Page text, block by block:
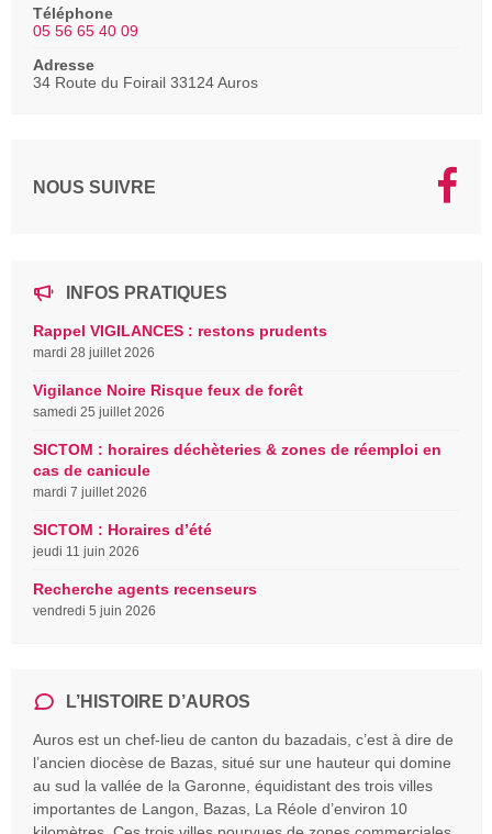
Téléphone
05 56 65 40 09
Adresse
34 Route du Foirail 33124 Auros
NOUS SUIVRE
INFOS PRATIQUES
Rappel VIGILANCES : restons prudents
mardi 28 juillet 2026
Vigilance Noire Risque feux de forêt
samedi 25 juillet 2026
SICTOM : horaires déchèteries & zones de réemploi en
cas de canicule
mardi 7 juillet 2026
SICTOM : Horaires d’été
jeudi 11 juin 2026
Recherche agents recenseurs
vendredi 5 juin 2026
L’HISTOIRE D’AUROS
Auros est un chef-lieu de canton du bazadais, c’est à dire de
l’ancien diocèse de Bazas, situé sur une hauteur qui domine
au sud la vallée de la Garonne, équidistant des trois villes
importantes de Langon, Bazas, La Réole d’environ 10